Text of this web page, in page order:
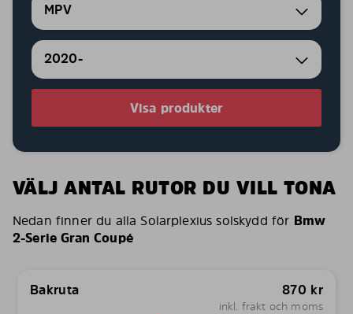
MPV
2020-
Visa produkter
VÄLJ ANTAL RUTOR DU VILL TONA
Nedan finner du alla Solarplexius solskydd för Bmw
2-Serie Gran Coupé
Bakruta 870 kr
inkl. frakt och moms